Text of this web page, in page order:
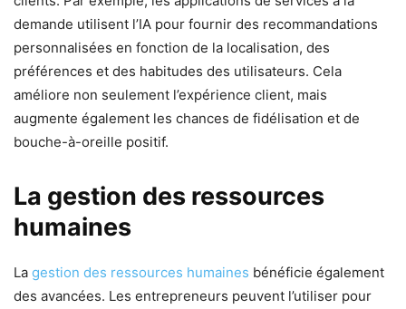
demande utilisent l’IA pour fournir des recommandations
personnalisées en fonction de la localisation, des
préférences et des habitudes des utilisateurs. Cela
améliore non seulement l’expérience client, mais
augmente également les chances de fidélisation et de
bouche-à-oreille positif.
La gestion des ressources
humaines
La gestion des ressources humaines bénéficie également
des avancées. Les entrepreneurs peuvent l’utiliser pour